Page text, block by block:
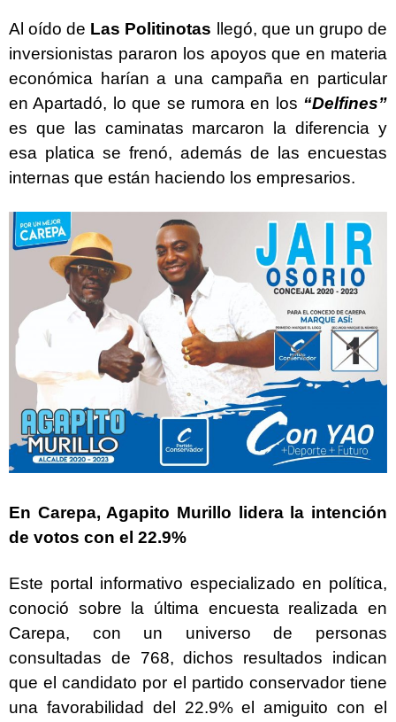
Al oído de Las Politinotas llegó, que un grupo de
inversionistas pararon los apoyos que en materia
económica harían a una campaña en particular
en Apartadó, lo que se rumora en los “Delfines”
es que las caminatas marcaron la diferencia y
esa platica se frenó, además de las encuestas
internas que están haciendo los empresarios.
En Carepa, Agapito Murillo lidera la intención
de votos con el 22.9%
Este portal informativo especializado en política,
conoció sobre la última encuesta realizada en
Carepa, con un universo de personas
consultadas de 768, dichos resultados indican
que el candidato por el partido conservador tiene
una favorabilidad del 22.9% el amiguito con el